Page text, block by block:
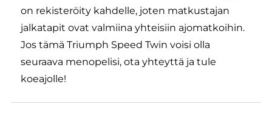
on rekisteröity kahdelle, joten matkustajan
jalkatapit ovat valmiina yhteisiin ajomatkoihin.
Jos tämä Triumph Speed Twin voisi olla
seuraava menopelisi, ota yhteyttä ja tule
koeajolle!